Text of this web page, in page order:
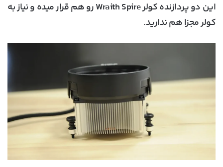
این دو پردازنده کولر Wraith Spire رو هم قرار میده و نیاز به
کولر مجزا هم ندارید.